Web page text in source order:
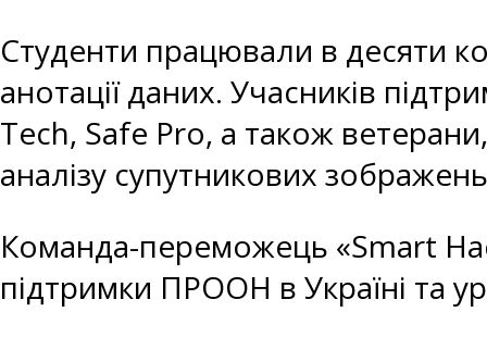
Студенти працювали в десяти
анотації даних. Учасників
Tech, Safe Pro, а також
аналізу супутникових
Команда-переможець «Smart
підтримки ПРООН в Україні та